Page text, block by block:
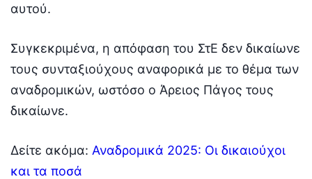
αυτού.
Συγκεκριμένα, η απόφαση του ΣτΕ δεν δικαίωνε
τους συνταξιούχους αναφορικά με το θέμα των
αναδρομικών, ωστόσο ο Άρειος Πάγος τους
δικαίωνε.
Δείτε ακόμα: Αναδρομικά 2025: Οι δικαιούχοι
και τα ποσά